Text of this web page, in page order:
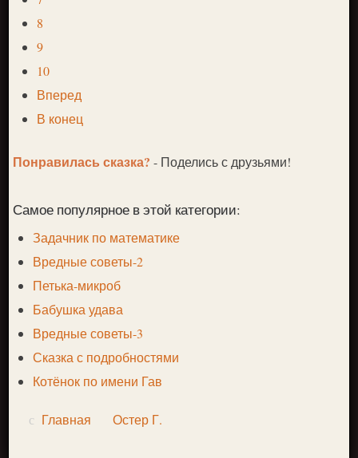
8
9
10
Вперед
В конец
Понравилась сказка?- Поделись с друзьями!
Самое популярное в этой категории:
Задачник по математике
Вредные советы-2
Петька-микроб
Бабушка удава
Вредные советы-3
Сказка с подробностями
Котёнок по имени Гав
Главная Остер Г.